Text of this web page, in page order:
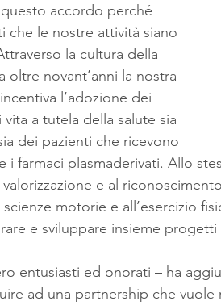
accordo perché
che le nostre attività siano
la cultura della
oltre novant’anni la nostra
l’adozione dei
a tutela della salute sia
dei pazienti che ricevono
i farmaci plasmaderivati. Allo
e al
scienze motorie e all’esercizio
e sviluppare insieme progetti
entusiasti ed onorati – ha
ad una partnership che